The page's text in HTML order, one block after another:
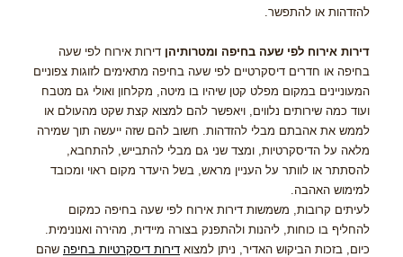
להזדהות או להתפשר.
דירות אירוח לפי שעה בחיפה ומטרותיהן דירות אירוח לפי שעה
בחיפה או חדרים דיסקרטיים לפי שעה בחיפה מתאימים לזוגות צפוניים
המעוניינים במקום מפלט קטן שיהיו בו מיטה, מקלחון ואולי גם מטבח
ועוד כמה שירותים נלווים, ויאפשר להם למצוא קצת שקט מהעולם או
לממש את אהבתם מבלי להזדהות. חשוב להם שזה ייעשה תוך שמירה
מלאה על הדיסקרטיות, ומצד שני גם מבלי להתבייש, להתחבא,
להסתתר או לוותר על העניין מראש, בשל היעדר מקום ראוי ומכובד
למימוש האהבה.
לעיתים קרובות, משמשות דירות אירוח לפי שעה בחיפה כמקום
להחליף בו כוחות, ליהנות ולהתפנק בצורה מיידית, מהירה ואנונימית.
כיום, בזכות הביקוש האדיר, ניתן למצוא דירות דיסקרטיות בחיפה שהם